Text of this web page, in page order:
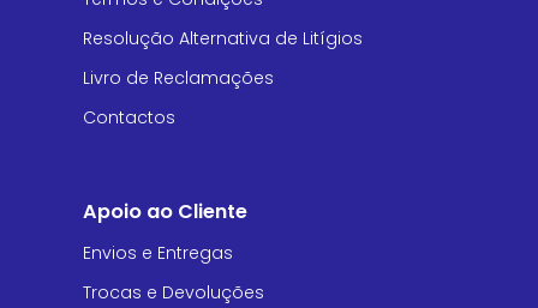
Resolução Alternativa de Litígios
Livro de Reclamações
Contactos
Apoio ao Cliente
Envios e Entregas
Trocas e Devoluções